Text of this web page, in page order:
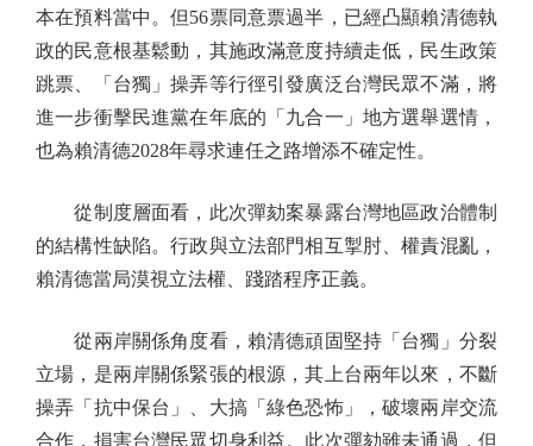
本在預料當中。但56票同意票過半，已經凸顯賴清德執
政的民意根基鬆動，其施政滿意度持續走低，民生政策
跳票、「台獨」操弄等行徑引發廣泛台灣民眾不滿，將
進一步衝擊民進黨在年底的「九合一」地方選舉選情，
也為賴清德2028年尋求連任之路增添不確定性。
從制度層面看，此次彈劾案暴露台灣地區政治體制
的結構性缺陷。行政與立法部門相互掣肘、權責混亂，
賴清德當局漠視立法權、踐踏程序正義。
從兩岸關係角度看，賴清德頑固堅持「台獨」分裂
立場，是兩岸關係緊張的根源，其上台兩年以來，不斷
操弄「抗中保台」、大搞「綠色恐怖」，破壞兩岸交流
合作，損害台灣民眾切身利益。此次彈劾雖未通過，但